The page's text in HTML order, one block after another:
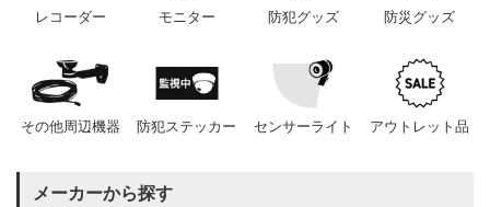
レコーダー モニター 防犯グッズ 防災グッズ
その他周辺機器 防犯ステッカー センサーライト アウトレット品
メーカーから探す